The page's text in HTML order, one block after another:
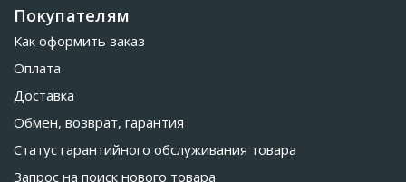
Покупателям
Как оформить заказ
Оплата
Доставка
Обмен, возврат, гарантия
Статус гарантийного обслуживания товара
Запрос на поиск нового товара